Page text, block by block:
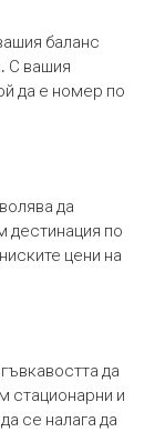
баланс
С вашия
да е номер по
да
дестинация по
цени на
да
стационарни и
се налага да